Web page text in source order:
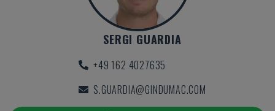
SERGI GUARDIA
+49 162 4027635
S.GUARDIA@GINDUMAC.COM